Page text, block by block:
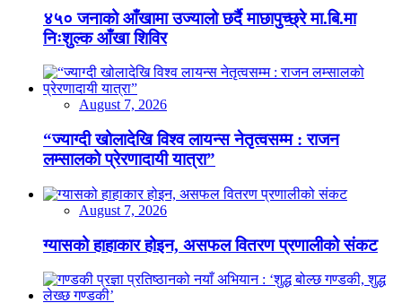
४५० जनाको आँखामा उज्यालो छर्दै माछापुच्छ्रे मा.बि.मा
निःशुल्क आँखा शिविर
August 7, 2026
“ज्याग्दी खोलादेखि विश्व लायन्स नेतृत्वसम्म : राजन
लम्सालको प्रेरणादायी यात्रा”
August 7, 2026
ग्यासको हाहाकार होइन, असफल वितरण प्रणालीको संकट